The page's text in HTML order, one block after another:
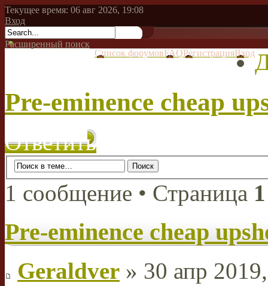
Текущее время: 06 авг 2026, 19:08
Вход
Расширенный поиск
Список форумовFAQРегистрацияВход
Pre-eminence cheap
Ответить
1 сообщение • Страница 1
Pre-eminence cheap
Geraldver » 30 апр